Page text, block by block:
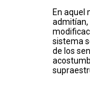
En aquel
admitían,
sistema
de los